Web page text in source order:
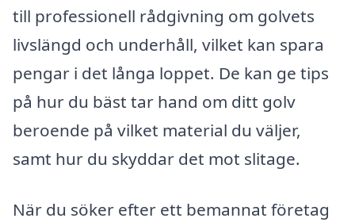
till professionell rådgivning om golvets
livslängd och underhåll, vilket kan spara
pengar i det långa loppet. De kan ge tips
på hur du bäst tar hand om ditt golv
beroende på vilket material du väljer,
samt hur du skyddar det mot slitage.
När du söker efter ett bemannat företag